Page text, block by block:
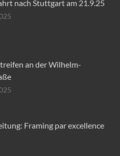
nach Stuttgart am 21.9.25
an der Wilhelm-
Framing par excellence